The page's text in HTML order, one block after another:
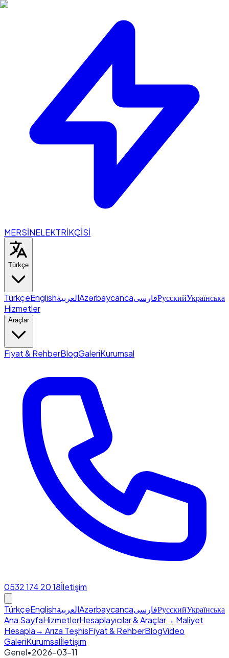
MERSİNELEKTRİKÇİSİ
Türkçe
TürkçeEnglishالعربيةAzərbaycancaفارسیРусскийУкраїнська
Hizmetler
Araçlar
Fiyat & RehberBlogGaleriKurumsal
0532 174 20 18İletişim
TürkçeEnglishالعربيةAzərbaycancaفارسیРусскийУкраїнська
Ana SayfaHizmetlerHesaplayıcılar & Araçlar→ Maliyet
Hesapla→ Arıza TeşhisFiyat & RehberBlogVideo
GaleriKurumsalİletişim
Genel•2026-03-11